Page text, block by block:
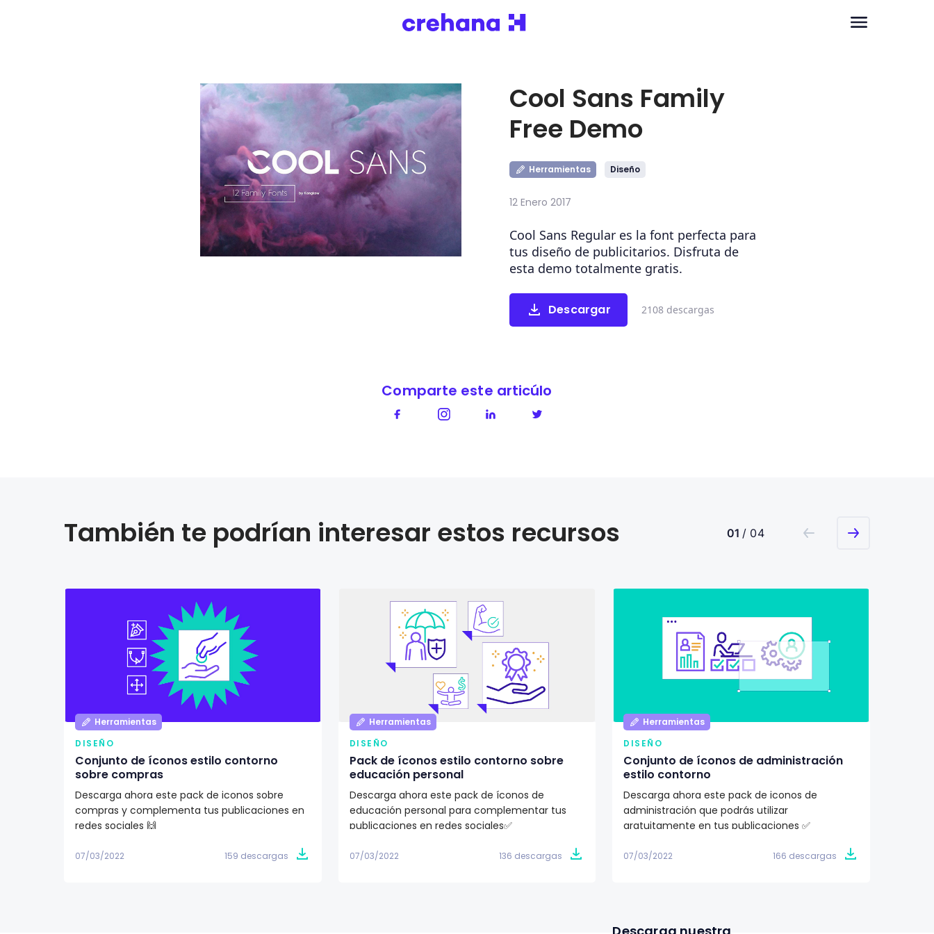
Cool Sans Family
Free Demo
Herramientas Diseño
12 Enero 2017
Cool Sans Regular es la font perfecta para
tus diseño de publicitarios. Disfruta de
esta demo totalmente gratis.
Descargar 2108 descargas
Comparte este articúlo
También te podrían interesar estos recursos 01 / 04
Herramientas
DISEÑO
Conjunto de íconos estilo contorno
sobre compras
Descarga ahora este pack de iconos sobre
compras y complementa tus publicaciones en
redes sociales 🙌
07/03/2022 159 descargas
Herramientas
DISEÑO
Pack de íconos estilo contorno sobre
educación personal
Descarga ahora este pack de íconos de
educación personal para complementar tus
publicaciones en redes sociales✅
07/03/2022 136 descargas
Herramientas
DISEÑO
Conjunto de íconos de administración
estilo contorno
Descarga ahora este pack de iconos de
administración que podrás utilizar
gratuitamente en tus publicaciones ✅
07/03/2022 166 descargas